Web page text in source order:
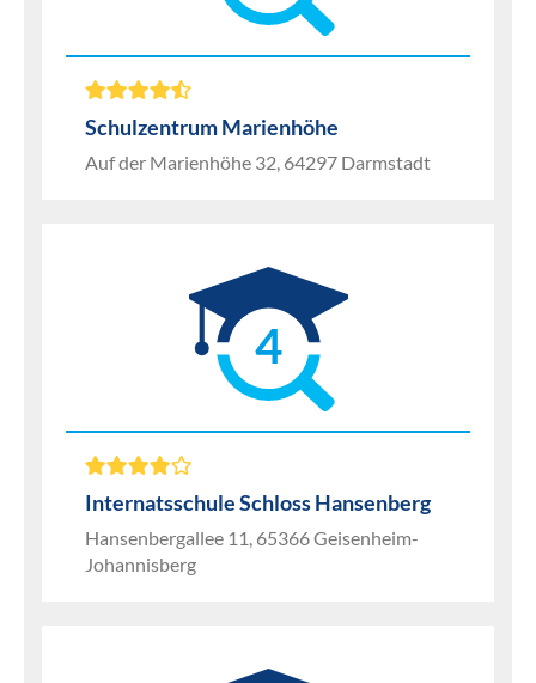
Schulzentrum Marienhöhe
Auf der Marienhöhe 32, 64297 Darmstadt
4
Internatsschule Schloss Hansenberg
Hansenbergallee 11, 65366 Geisenheim-
Johannisberg